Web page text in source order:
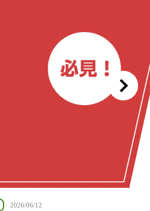
お金の知識
2025/09/01